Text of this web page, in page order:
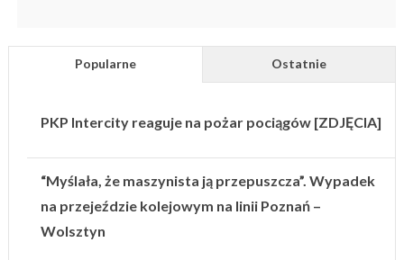
Popularne Ostatnie
PKP Intercity reaguje na pożar pociągów [ZDJĘCIA]
“Myślała, że maszynista ją przepuszcza”. Wypadek
na przejeździe kolejowym na linii Poznań –
Wolsztyn